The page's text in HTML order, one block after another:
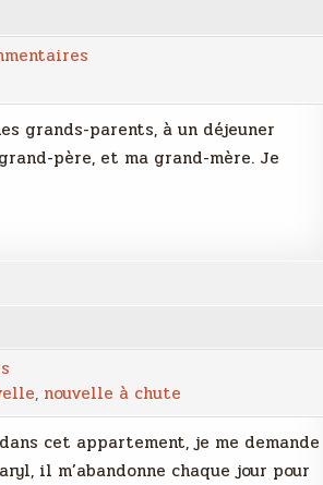
grands-parents, à un déjeuner
père, et ma grand-mère. Je
Séquestration
, nouvelle à chute
cet appartement, je me demande
il m’abandonne chaque jour pour